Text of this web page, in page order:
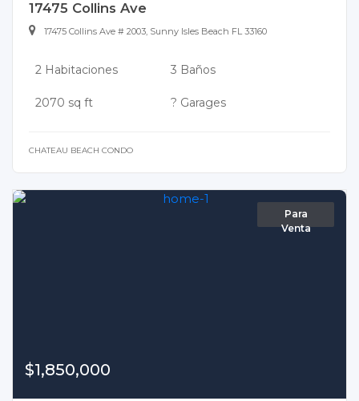
17475 Collins Ave
17475 Collins Ave # 2003, Sunny Isles Beach FL 33160
2 Habitaciones 3 Baños
2070 sq ft ? Garages
CHATEAU BEACH CONDO
Para
Venta
$1,850,000